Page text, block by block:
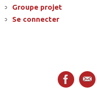
Groupe projet
Se connecter